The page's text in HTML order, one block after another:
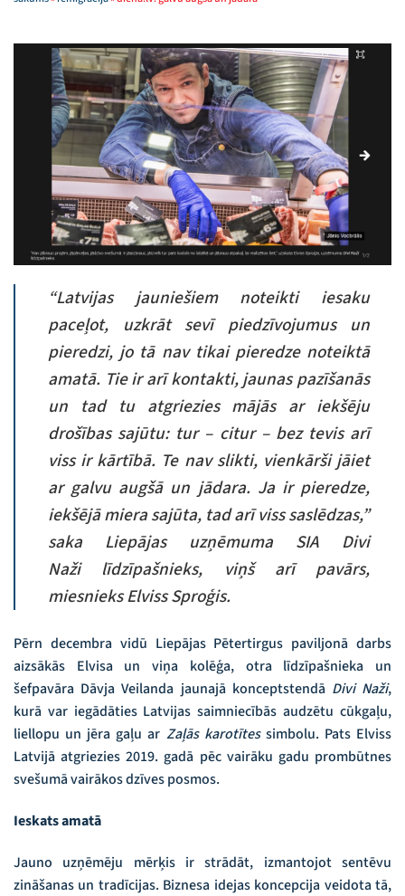
“Latvijas jauniešiem noteikti iesaku
paceļot, uzkrāt sevī piedzīvojumus un
pieredzi, jo tā nav tikai pieredze noteiktā
amatā. Tie ir arī kontakti, jaunas pazīšanās
un tad tu atgriezies mājās ar iekšēju
drošības sajūtu: tur – citur – bez tevis arī
viss ir kārtībā. Te nav slikti, vienkārši jāiet
ar galvu augšā un jādara. Ja ir pieredze,
iekšējā miera sajūta, tad arī viss saslēdzas,”
saka Liepājas uzņēmuma SIA Divi
Nažilīdzīpašnieks, viņš arī pavārs,
miesnieks Elviss Sproģis.
Pērn decembra vidū Liepājas Pētertirgus paviljonā darbs
aizsākās Elvisa un viņa kolēģa, otra līdzīpašnieka un
šefpavāra Dāvja Veilanda jaunajā konceptstendā Divi Naži,
kurā var iegādāties Latvijas saimniecībās audzētu cūkgaļu,
liellopu un jēra gaļu ar Zaļās karotītessimbolu. Pats Elviss
Latvijā atgriezies 2019. gadā pēc vairāku gadu prombūtnes
svešumā vairākos dzīves posmos.
Ieskats amatā
Jauno uzņēmēju mērķis ir strādāt, izmantojot sentēvu
zināšanas un tradīcijas. Biznesa idejas koncepcija veidota tā,